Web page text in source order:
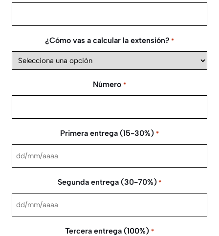
¿Cómo vas a calcular la extensión? *
Número *
Primera entrega (15-30%) *
DD
barra
AAAA
Segunda entrega (30-70%) *
DD
Tercera entrega (100%) *